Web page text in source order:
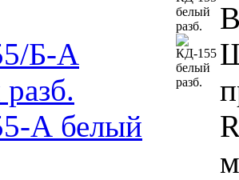
Б-А
А белый